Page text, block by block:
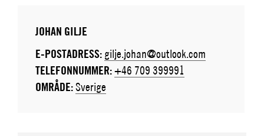
JOHAN GILJE
E-POSTADRESS: gilje.johan@outlook.com
TELEFONNUMMER:+46 709 399991
OMRÅDE:Sverige